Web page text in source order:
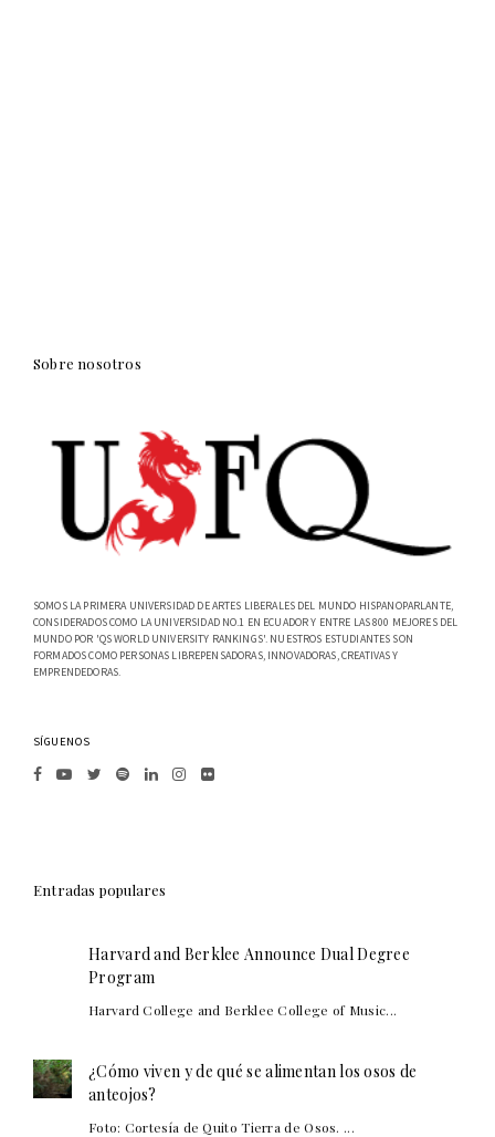
Sobre nosotros
SOMOS LA PRIMERA UNIVERSIDAD DE ARTES LIBERALES DEL MUNDO HISPANOPARLANTE,
CONSIDERADOS COMO LA UNIVERSIDAD NO.1 EN ECUADOR Y ENTRE LAS 800 MEJORES DEL
MUNDO POR 'QS WORLD UNIVERSITY RANKINGS'. NUESTROS ESTUDIANTES SON
FORMADOS COMO PERSONAS LIBREPENSADORAS, INNOVADORAS, CREATIVAS Y
EMPRENDEDORAS.
SÍGUENOS
Entradas populares
Harvard and Berklee Announce Dual Degree
Program
Harvard College and Berklee College of Music...
¿Cómo viven y de qué se alimentan los osos de
anteojos?
Foto: Cortesía de Quito Tierra de Osos. ...